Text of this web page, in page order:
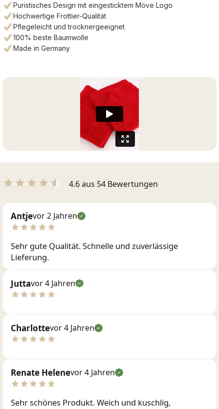
Puristisches Design mit eingesticktem Möve Logo
Hochwertige Frottier-Qualität
Pflegeleicht und trocknergeeignet
100% beste Baumwolle
Made in Germany
4.6 aus 54 Bewertungen
Antjevor 2 Jahren
Sehr gute Qualität. Schnelle und zuverlässige
Lieferung.
Juttavor 4 Jahren
Charlottevor 4 Jahren
Renate Helenevor 4 Jahren
Sehr schönes Produkt. Weich und kuschlig,